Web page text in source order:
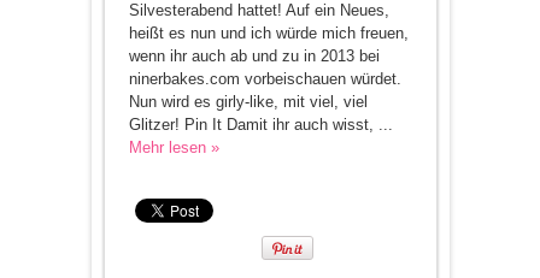
Silvesterabend hattet! Auf ein Neues,
heißt es nun und ich würde mich freuen,
wenn ihr auch ab und zu in 2013 bei
ninerbakes.com vorbeischauen würdet.
Nun wird es girly-like, mit viel, viel
Glitzer! Pin It Damit ihr auch wisst, ...
Mehr lesen »